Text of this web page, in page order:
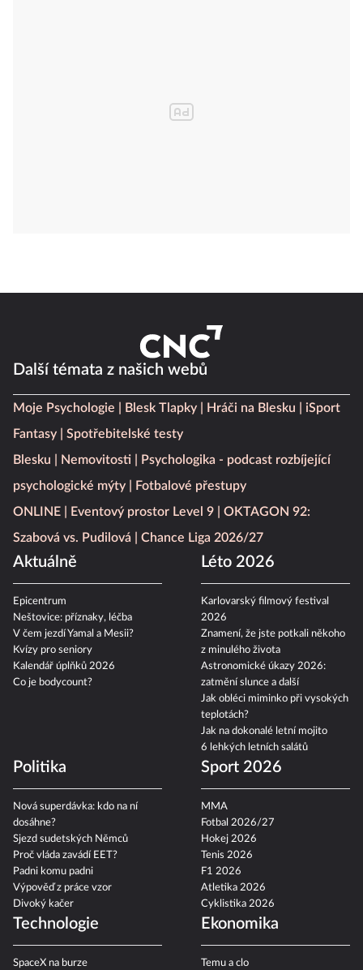
Další témata z našich webů
Moje Psychologie Blesk Tlapky Hráči na Blesku
iSport
Fantasy
Spotřebitelské testy
Blesku
Nemovitosti
Psychologika - podcast rozbíjející
psychologické mýty
Fotbalové přestupy
ONLINE
Eventový prostor Level 9
OKTAGON 92:
Szabová vs. Pudilová
Chance Liga 2026/27
Aktuálně
Epicentrum
Neštovice: příznaky, léčba
V čem jezdí Yamal a Mesii?
Kvízy pro seniory
Kalendář úplňků 2026
Co je bodycount?
Léto 2026
Karlovarský filmový festival
2026
Znamení, že jste potkali někoho
z minulého života
Astronomické úkazy 2026:
zatmění slunce a další
Jak obléci miminko při vysokých
teplotách?
Jak na dokonalé letní mojito
6 lehkých letních salátů
Politika
Nová superdávka: kdo na ní
dosáhne?
Sjezd sudetských Němců
Proč vláda zavádí EET?
Padni komu padni
Výpověď z práce vzor
Divoký kačer
Sport 2026
MMA
Fotbal 2026/27
Hokej 2026
Tenis 2026
F1 2026
Atletika 2026
Cyklistika 2026
Technologie
SpaceX na burze
Ekonomika
Temu a clo